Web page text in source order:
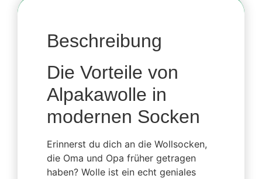
Beschreibung
Die Vorteile von
Alpakawolle in
modernen Socken
Erinnerst du dich an die Wollsocken,
die Oma und Opa früher getragen
haben? Wolle ist ein echt geniales